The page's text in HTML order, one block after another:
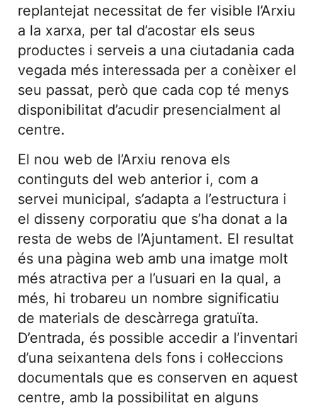
replantejat necessitat de fer visible l’Arxiu
a la xarxa, per tal d’acostar els seus
productes i serveis a una ciutadania cada
vegada més interessada per a conèixer el
seu passat, però que cada cop té menys
disponibilitat d’acudir presencialment al
centre.
El nou web de l’Arxiu renova els
continguts del web anterior i, com a
servei municipal, s’adapta a l’estructura i
el disseny corporatiu que s’ha donat a la
resta de webs de l’Ajuntament. El resultat
és una pàgina web amb una imatge molt
més atractiva per a l’usuari en la qual, a
més, hi trobareu un nombre significatiu
de materials de descàrrega gratuïta.
D’entrada, és possible accedir a l’inventari
d’una seixantena dels fons i col·leccions
documentals que es conserven en aquest
centre, amb la possibilitat en alguns